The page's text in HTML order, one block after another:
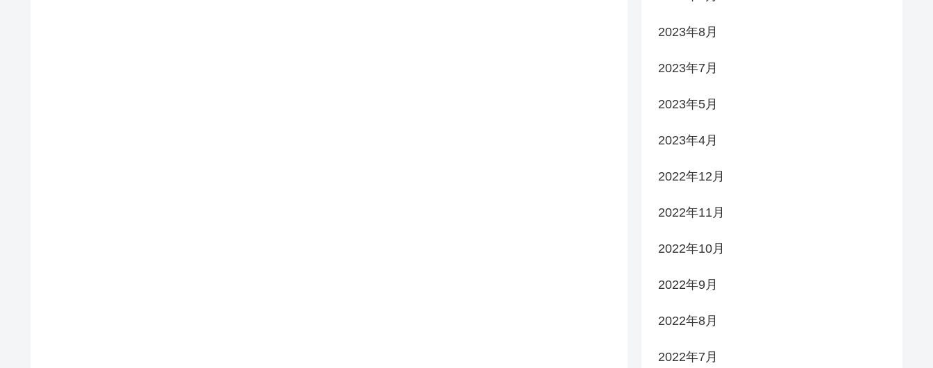
2023年8月
2023年7月
2023年5月
2023年4月
2022年12月
2022年11月
2022年10月
2022年9月
2022年8月
2022年7月